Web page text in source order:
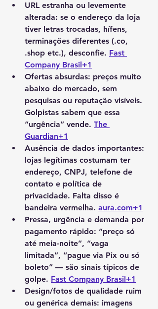
URL estranha ou levemente
alterada: se o endereço da loja
tiver letras trocadas, hífens,
terminações diferentes (.co,
.shop etc.), desconfie. Fast
Company Brasil+1
Ofertas absurdas: preços muito
abaixo do mercado, sem
pesquisas ou reputação visíveis.
Golpistas sabem que essa
“urgência” vende. The
Guardian+1
Ausência de dados importantes:
lojas legítimas costumam ter
endereço, CNPJ, telefone de
contato e política de
privacidade. Falta disso é
bandeira vermelha. aura.com+1
Pressa, urgência e demanda por
pagamento rápido: “preço só
até meia-noite”, “vaga
limitada”, “pague via Pix ou só
boleto” — são sinais típicos de
golpe. Fast Company Brasil+1
Design/fotos de qualidade ruim
ou genérica demais: imagens